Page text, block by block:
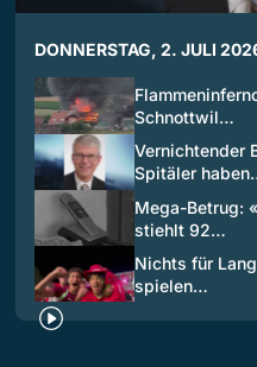
DONNERSTAG, 2. JULI
Schnottwil…
Vernichtender
Spitäler
Mega-Betrug:
stiehlt 92…
Nichts für
spielen…